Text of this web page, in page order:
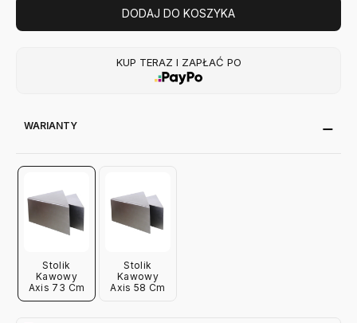
DODAJ DO KOSZYKA
KUP TERAZ I ZAPŁAĆ PO
WARIANTY
Stolik
Kawowy
Axis 73 Cm
Stolik
Kawowy
Axis 58 Cm